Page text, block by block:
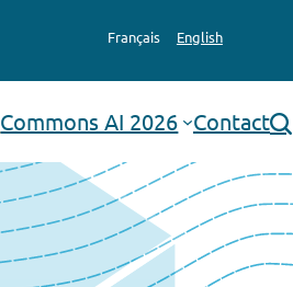
Français English
Commons AI 2026 Contactrechercher